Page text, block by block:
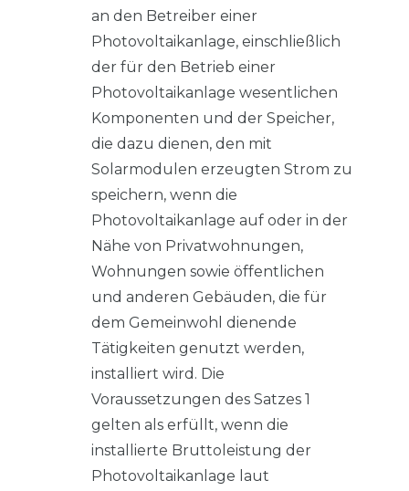
an den Betreiber einer
Photovoltaikanlage, einschließlich
der für den Betrieb einer
Photovoltaikanlage wesentlichen
Komponenten und der Speicher,
die dazu dienen, den mit
Solarmodulen erzeugten Strom zu
speichern, wenn die
Photovoltaikanlage auf oder in der
Nähe von Privatwohnungen,
Wohnungen sowie öffentlichen
und anderen Gebäuden, die für
dem Gemeinwohl dienende
Tätigkeiten genutzt werden,
installiert wird. Die
Voraussetzungen des Satzes 1
gelten als erfüllt, wenn die
installierte Bruttoleistung der
Photovoltaikanlage laut